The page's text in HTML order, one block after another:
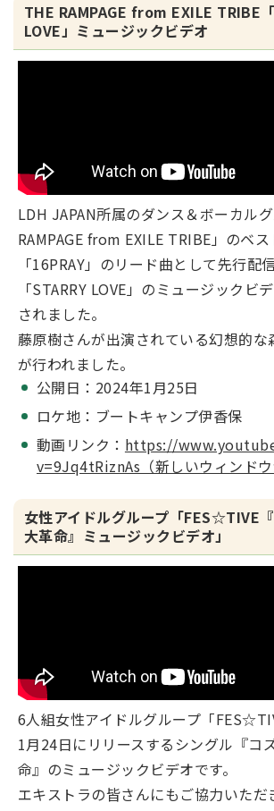
THE RAMPAGE from EXILE TRIBE
LOVE」ミュージックビデオ
LDH JAPAN所属のダンス＆ボーカル
RAMPAGE from EXILE TRIBE」のベ
「16PRAY」のリード曲として先行配
「STARRY LOVE」のミュージックビ
されました。
藤原樹さんが出演されている幻想的な
が行われました。
公開日：2024年1月25日
ロケ地：ブートキャンプ伊香保
動画リンク： https://
v=9Jq4tRiznAs（新しいウィンドウ
女性アイドルグループ「FES☆TIVE
大革命』ミュージックビデオ」
6人組女性アイドルグループ「
1月24日にリリースするシングル『コ
命』のミュージックビデオです。
エキストラの皆さんにもご協力いただ